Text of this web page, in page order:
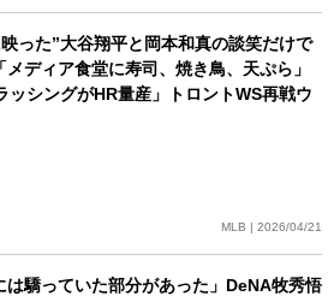
った”大谷翔平と岡本和真の談笑だけで
ディア食堂に寿司、焼き鳥、天ぷら」
ッシングがHR量産」トロントWS再戦ウ
MLB | 2026/04/21
は驕っていた部分があった」DeNA牧秀悟